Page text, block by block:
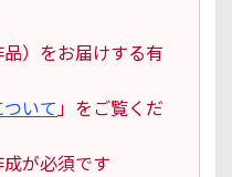
）をお届けする有
いて 」をご覧くだ
が必須です